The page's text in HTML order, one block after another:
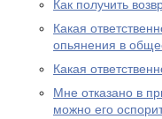
Как получить
Какая
опьянения в
Какая
Мне отказано в
можно его